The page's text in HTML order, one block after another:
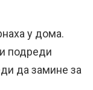
у дома.
подреди
да замине за